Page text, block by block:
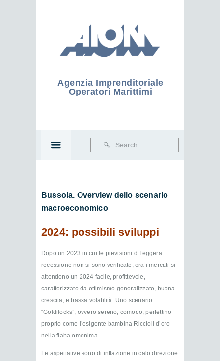
Agenzia Imprenditoriale
Operatori Marittimi
Bussola. Overview dello scenario
macroeconomico
2024: possibili sviluppi
Dopo un 2023 in cui le previsioni di leggera
recessione non si sono verificate, ora i mercati si
attendono un 2024 facile, profittevole,
caratterizzato da ottimismo generalizzato, buona
crescita, e bassa volatilità. Uno scenario
“Goldilocks”, ovvero sereno, comodo, perfettino
proprio come l’esigente bambina Riccioli d’oro
nella fiaba omonima.
Le aspettative sono di inflazione in calo direzione